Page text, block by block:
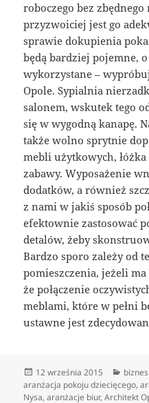
roboczego bez zbędnego
przyzwoiciej jest go
sprawie dokupienia
będą bardziej pojemne,
wykorzystane –
Opole. Sypialnia
salonem, wskutek tego
się w wygodną kanapę.
także wolno sprytnie
mebli użytkowych,
zabawy. Wyposażenie
dodatków, a również
z nami w jakiś sposób
efektownie zastosować
detalów, żeby
Bardzo sporo zależy od
pomieszczenia, jeżeli
że połączenie
meblami, które w pełni
ustawne jest
Data
publikacji
12 września 2015 biznes
aranżacja pokoju dziecięcego,
Nysa,aranżacje biur,Architekt